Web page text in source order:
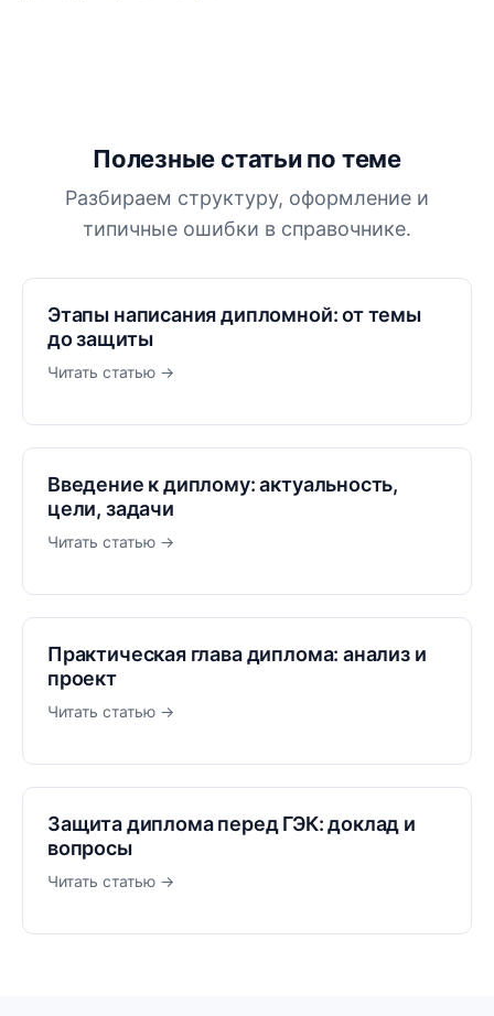
Полезные статьи по теме
Разбираем структуру, оформление и
типичные ошибки в справочнике.
Этапы написания дипломной: от темы
до защиты
Читать статью →
Введение к диплому: актуальность,
цели, задачи
Читать статью →
Практическая глава диплома: анализ и
проект
Читать статью →
Защита диплома перед ГЭК: доклад и
вопросы
Читать статью →